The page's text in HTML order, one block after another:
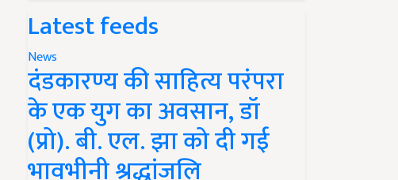
Latest feeds
News
दंडकारण्य की साहित्य परंपरा
के एक युग का अवसान, डॉ
(प्रो). बी. एल. झा को दी गई